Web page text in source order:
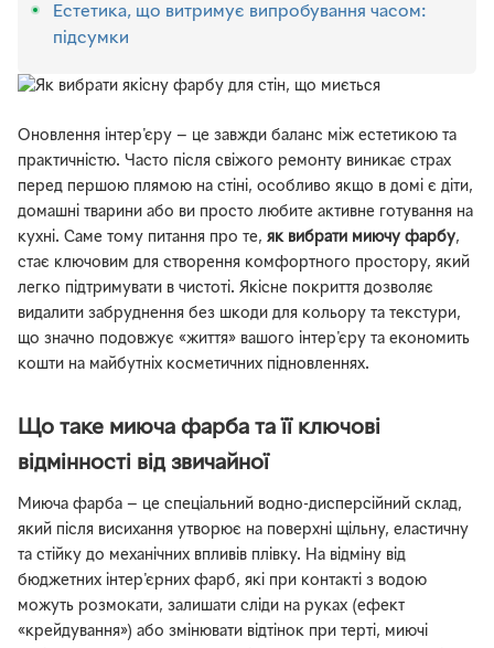
Оновлення інтер'єру — це завжди баланс між естетикою та
практичністю. Часто після свіжого ремонту виникає страх
перед першою плямою на стіні, особливо якщо в домі є діти,
домашні тварини або ви просто любите активне готування на
кухні. Саме тому питання про те, як вибрати миючу фарбу,
стає ключовим для створення комфортного простору, який
легко підтримувати в чистоті. Якісне покриття дозволяє
видалити забруднення без шкоди для кольору та текстури,
що значно подовжує «життя» вашого інтер'єру та економить
кошти на майбутніх косметичних підновленнях.
Що таке миюча фарба та її ключові
відмінності від звичайної
Миюча фарба — це спеціальний водно-дисперсійний склад,
який після висихання утворює на поверхні щільну, еластичну
та стійку до механічних впливів плівку. На відміну від
бюджетних інтер'єрних фарб, які при контакті з водою
можуть розмокати, залишати сліди на руках (ефект
«крейдування») або змінювати відтінок при терті, миючі
Естетика, що витримує випробування часом:
підсумки